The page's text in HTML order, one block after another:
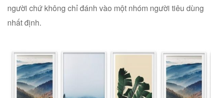
người chứ không chỉ đánh vào một nhóm người tiêu dùng
nhất định.